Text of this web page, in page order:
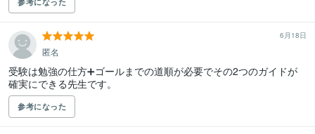
6月18日
匿名
受験は勉強の仕方➕ゴールまでの道順が必要でその2つのガイドが
確実にできる先生です。
参考になった